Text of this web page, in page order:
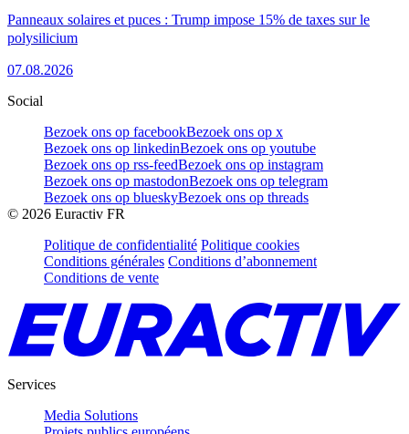
Panneaux solaires et puces : Trump impose 15% de taxes sur le
polysilicium
07.08.2026
Social
Bezoek ons op facebookBezoek ons op x
Bezoek ons op linkedinBezoek ons op youtube
Bezoek ons op rss-feedBezoek ons op instagram
Bezoek ons op mastodonBezoek ons op telegram
Bezoek ons op blueskyBezoek ons op threads
© 2026 Euractiv FR
Politique de confidentialité Politique cookies
Conditions générales Conditions d’abonnement
Conditions de vente
Services
Media Solutions